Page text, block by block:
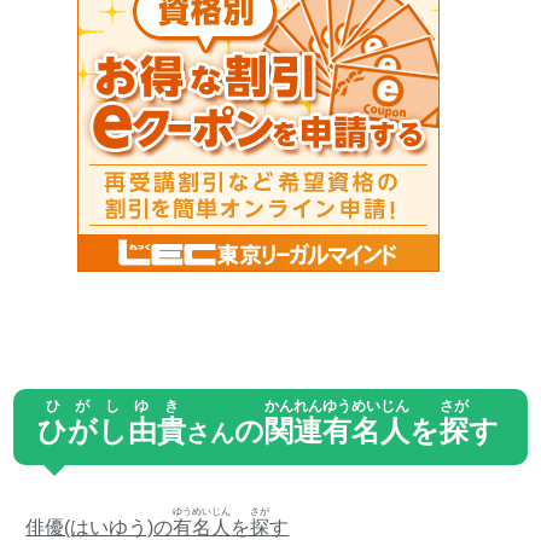
ひがし由貴
ひがしゆき
さんの関連
かんれん
有名人
ゆうめいじん
を探
さが
す
俳優(はいゆう)の有名人
ゆうめいじん
を探
さが
す